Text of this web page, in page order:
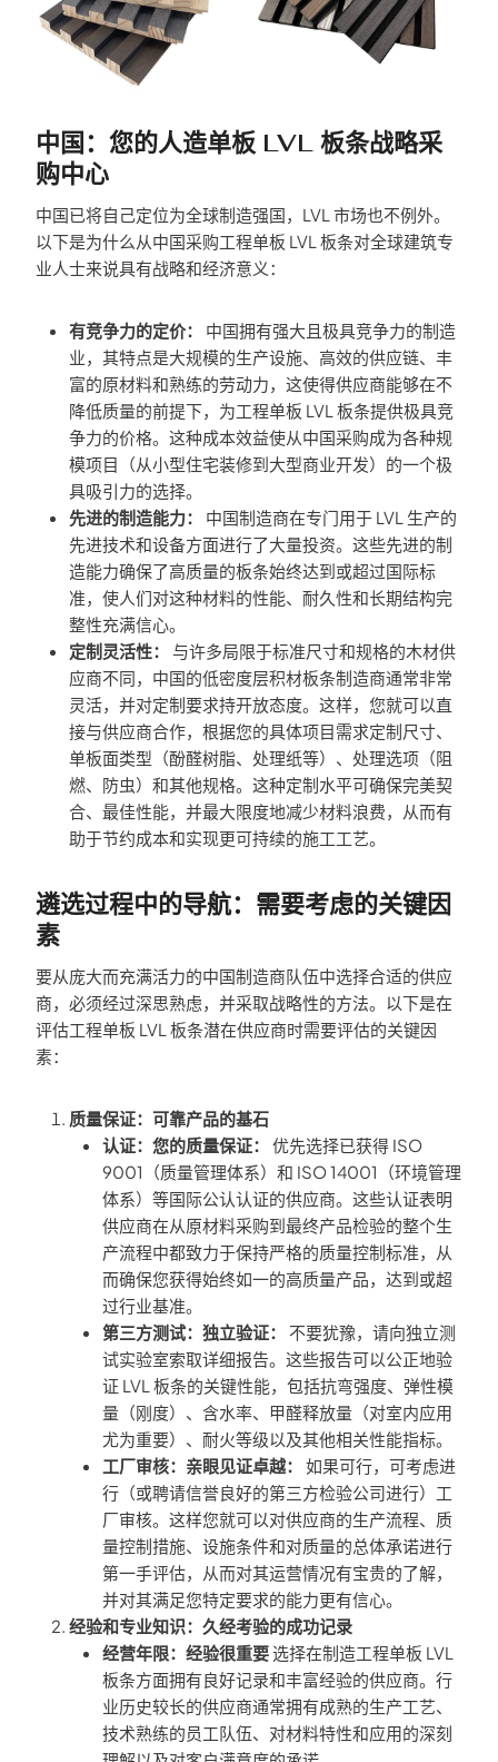
中国：您的人造单板 LVL 板条战略采
购中心
中国已将自己定位为全球制造强国，LVL 市场也不例外。
以下是为什么从中国采购工程单板 LVL 板条对全球建筑专
业人士来说具有战略和经济意义：
有竞争力的定价：
中国拥有强大且极具竞争力的制造
业，其特点是大规模的生产设施、高效的供应链、丰
富的原材料和熟练的劳动力，这使得供应商能够在不
降低质量的前提下，为工程单板 LVL 板条提供极具竞
争力的价格。这种成本效益使从中国采购成为各种规
模项目（从小型住宅装修到大型商业开发）的一个极
具吸引力的选择。
先进的制造能力：
中国制造商在专门用于 LVL 生产的
先进技术和设备方面进行了大量投资。这些先进的制
造能力确保了高质量的板条始终达到或超过国际标
准，使人们对这种材料的性能、耐久性和长期结构完
整性充满信心。
定制灵活性：
与许多局限于标准尺寸和规格的木材供
应商不同，中国的低密度层积材板条制造商通常非常
灵活，并对定制要求持开放态度。这样，您就可以直
接与供应商合作，根据您的具体项目需求定制尺寸、
单板面类型（酚醛树脂、处理纸等）、处理选项（阻
燃、防虫）和其他规格。这种定制水平可确保完美契
合、最佳性能，并最大限度地减少材料浪费，从而有
助于节约成本和实现更可持续的施工工艺。
遴选过程中的导航：需要考虑的关键因
素
要从庞大而充满活力的中国制造商队伍中选择合适的供应
商，必须经过深思熟虑，并采取战略性的方法。以下是在
评估工程单板 LVL 板条潜在供应商时需要评估的关键因
素：
质量保证：可靠产品的基石
认证：您的质量保证：
优先选择已获得 ISO
9001（质量管理体系）和 ISO 14001（环境管理
体系）等国际公认认证的供应商。这些认证表明
供应商在从原材料采购到最终产品检验的整个生
产流程中都致力于保持严格的质量控制标准，从
而确保您获得始终如一的高质量产品，达到或超
过行业基准。
第三方测试：独立验证：
不要犹豫，请向独立测
试实验室索取详细报告。这些报告可以公正地验
证 LVL 板条的关键性能，包括抗弯强度、弹性模
量（刚度）、含水率、甲醛释放量（对室内应用
尤为重要）、耐火等级以及其他相关性能指标。
工厂审核：亲眼见证卓越：
如果可行，可考虑进
行（或聘请信誉良好的第三方检验公司进行）工
厂审核。这样您就可以对供应商的生产流程、质
量控制措施、设施条件和对质量的总体承诺进行
第一手评估，从而对其运营情况有宝贵的了解，
并对其满足您特定要求的能力更有信心。
经验和专业知识：久经考验的成功记录
经营年限：经验很重要选择在制造工程单板 LVL
板条方面拥有良好记录和丰富经验的供应商。行
业历史较长的供应商通常拥有成熟的生产工艺、
技术熟练的员工队伍、对材料特性和应用的深刻